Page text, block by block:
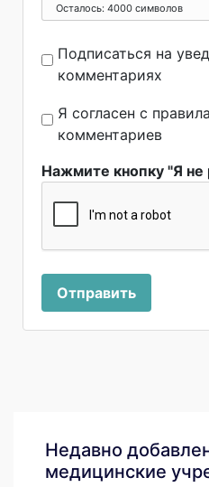
Осталось: 4000 символов
Подписаться на
комментариях
Я согласен с
комментариев
Нажмите кнопку "Я не
Отправить
Недавно
медицинские